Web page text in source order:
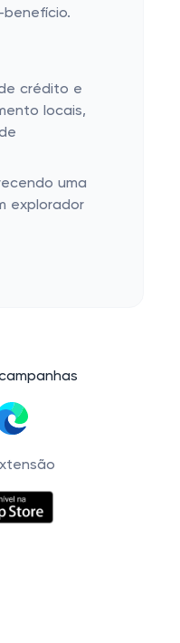
crédito e
locais,
uma
explorador